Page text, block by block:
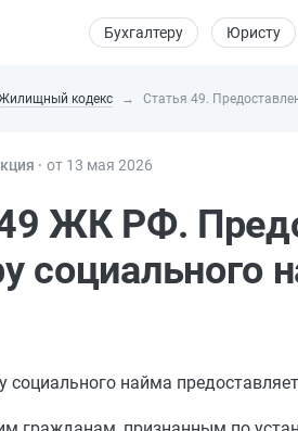
Бухгалтеру Юристу
кодекс Статья 49.
⸱ от 13 мая 2026
ЖК РФ.
социального
социального найма